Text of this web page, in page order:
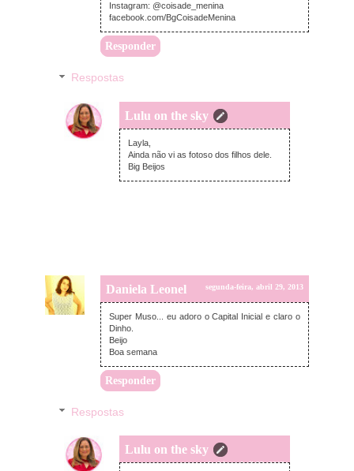
Instagram: @coisade_menina
facebook.com/BgCoisadeMenina
Responder
Respostas
Lulu on the sky
segunda-feira, abril 29, 2013
Layla,
Ainda não vi as fotoso dos filhos dele.
Big Beijos
Daniela Leonel segunda-feira, abril 29, 2013
Super Muso... eu adoro o Capital Inicial e claro o
Dinho.
Beijo
Boa semana
Responder
Respostas
Lulu on the sky
segunda-feira, abril 29, 2013